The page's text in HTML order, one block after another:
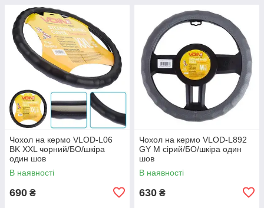
Чохол на кермо VLOD-L06
BK XXL чорний/БО/шкіра
один шов
В наявності
690 ₴
Чохол на кермо VLOD-L892
GY M сірий/БО/шкіра один
шов
В наявності
630 ₴